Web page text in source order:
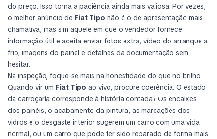
do preço. Isso torna a paciência ainda mais valiosa. Por vezes,
o melhor anúncio de Fiat Tipo não é o de apresentação mais
chamativa, mas sim aquele em que o vendedor fornece
informação útil e aceita enviar fotos extra, vídeo do arranque a
frio, imagens do painel e detalhes da documentação sem
hesitar.
Na inspeção, foque-se mais na honestidade do que no brilho
Quando vir um Fiat Tipo ao vivo, procure coerência. O estado
da carroçaria corresponde à história contada? Os encaixes
dos painéis, o acabamento da pintura, as marcações dos
vidros e o desgaste interior sugerem um carro com uma vida
normal, ou um carro que pode ter sido reparado de forma mais